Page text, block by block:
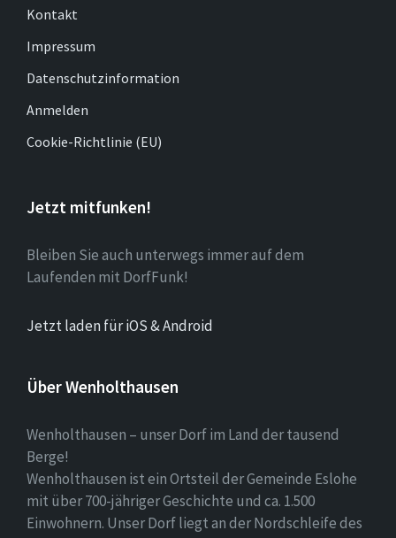
Kontakt
Impressum
Datenschutzinformation
Anmelden
Cookie-Richtlinie (EU)
Jetzt mitfunken!
Bleiben Sie auch unterwegs immer auf dem
Laufenden mit DorfFunk!
Jetzt laden für iOS & Android
Über Wenholthausen
Wenholthausen – unser Dorf im Land der tausend
Berge!
Wenholthausen ist ein Ortsteil der Gemeinde Eslohe
mit über 700-jähriger Geschichte und ca. 1.500
Einwohnern. Unser Dorf liegt an der Nordschleife des